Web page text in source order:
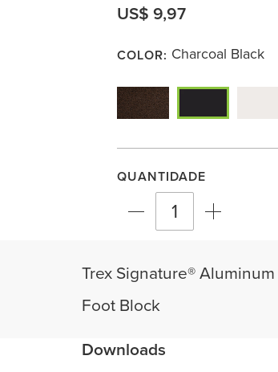
US$ 9,97
COLOR: Charcoal Black
QUANTIDADE
Trex Signature® Aluminum
Foot Block
Downloads